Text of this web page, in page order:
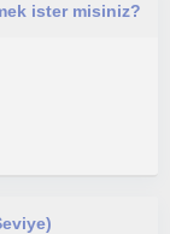
ister misiniz?